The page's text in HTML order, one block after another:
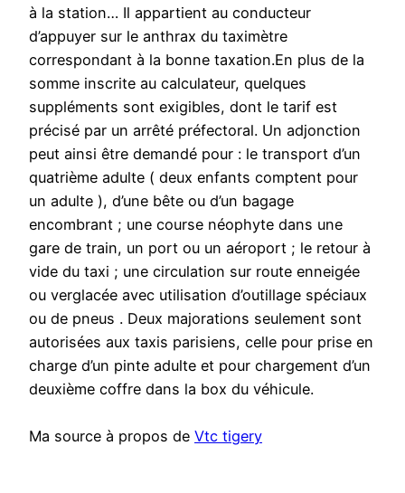
à la station… Il appartient au conducteur
d’appuyer sur le anthrax du taximètre
correspondant à la bonne taxation.En plus de la
somme inscrite au calculateur, quelques
suppléments sont exigibles, dont le tarif est
précisé par un arrêté préfectoral. Un adjonction
peut ainsi être demandé pour : le transport d’un
quatrième adulte ( deux enfants comptent pour
un adulte ), d’une bête ou d’un bagage
encombrant ; une course néophyte dans une
gare de train, un port ou un aéroport ; le retour à
vide du taxi ; une circulation sur route enneigée
ou verglacée avec utilisation d’outillage spéciaux
ou de pneus . Deux majorations seulement sont
autorisées aux taxis parisiens, celle pour prise en
charge d’un pinte adulte et pour chargement d’un
deuxième coffre dans la box du véhicule.
Ma source à propos de Vtc tigery